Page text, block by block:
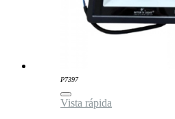
P7397
Vista rápida